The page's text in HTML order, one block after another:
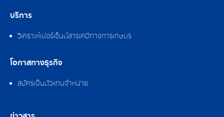
บริการ
วิเคราะห์เปอร์เซ็นต์สารเคมีทางการเกษตร
โอกาสทางธุรกิจ
สมัครเป็นตัวแทนจำหน่าย